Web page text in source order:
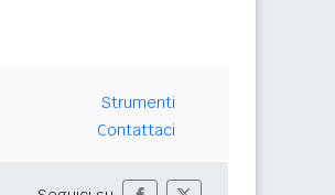
Strumenti
Contattaci